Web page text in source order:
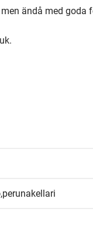
ändå med goda